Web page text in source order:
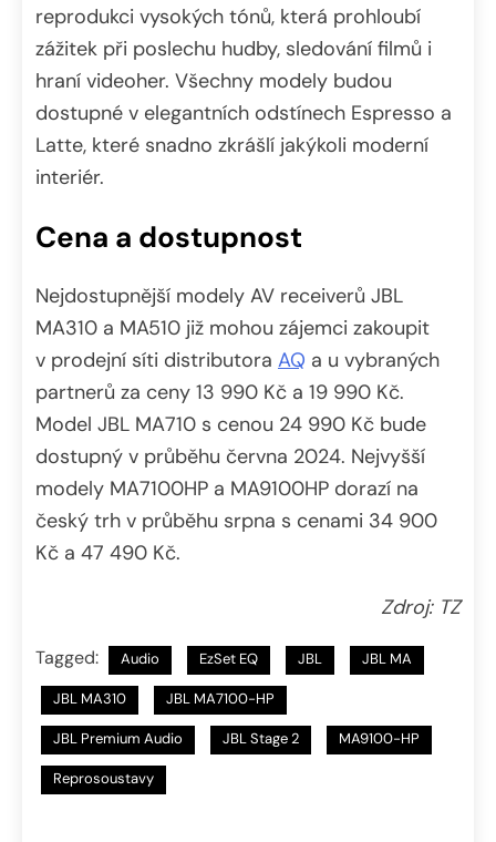
reprodukci vysokých tónů, která prohloubí
zážitek při poslechu hudby, sledování filmů i
hraní videoher. Všechny modely budou
dostupné v elegantních odstínech Espresso a
Latte, které snadno zkrášlí jakýkoli moderní
interiér.
Cena a dostupnost
Nejdostupnější modely AV receiverů JBL
MA310 a MA510 již mohou zájemci zakoupit
v prodejní síti distributora AQ a u vybraných
partnerů za ceny 13 990 Kč a 19 990 Kč.
Model JBL MA710 s cenou 24 990 Kč bude
dostupný v průběhu června 2024. Nejvyšší
modely MA7100HP a MA9100HP dorazí na
český trh v průběhu srpna s cenami 34 900
Kč a 47 490 Kč.
Zdroj: TZ
Tagged: Audio EzSet EQ JBL JBL MA
JBL MA310 JBL MA7100-HP
JBL Premium Audio JBL Stage 2 MA9100-HP
Reprosoustavy